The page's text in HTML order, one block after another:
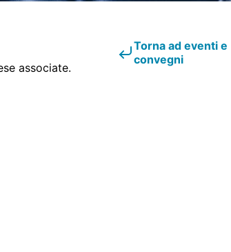
Torna ad eventi e
convegni
associate.